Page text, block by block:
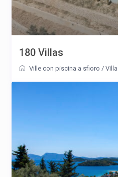
180 Villas
Ville con piscina a sfioro /Villa